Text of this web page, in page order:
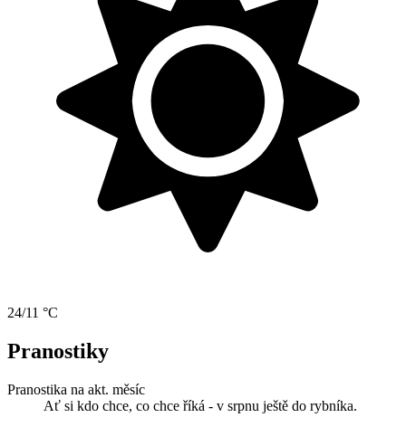
24/11 °C
Pranostiky
Pranostika na akt. měsíc
Ať si kdo chce, co chce říká - v srpnu ještě do rybníka.